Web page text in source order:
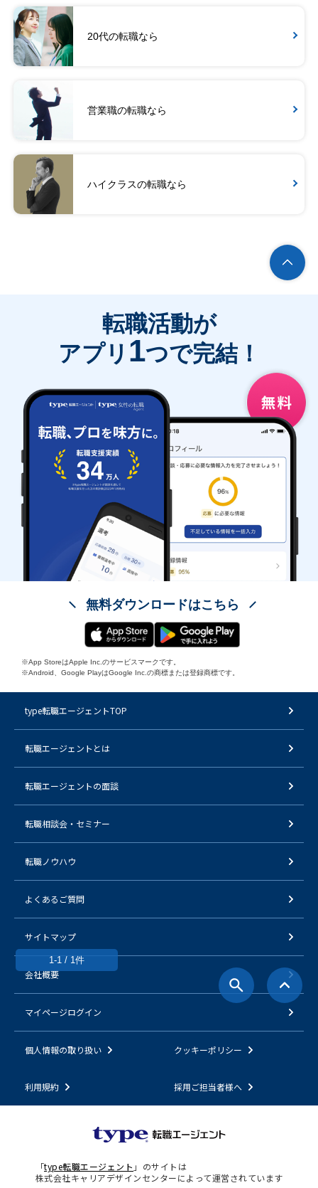
20代の転職なら
営業職の転職なら
ハイクラスの転職なら
1-1 / 1件
転職活動が
アプリ 1つで完結！
無料ダウンロードはこちら
※App StoreはApple Inc.のサービスマークです。
※Android、Google PlayはGoogle Inc.の商標または登録商標です。
type転職エージェントTOP
転職エージェントとは
転職エージェントの面談
転職相談会・セミナー
転職ノウハウ
よくあるご質問
サイトマップ
会社概要
マイページログイン
個人情報の取り扱い クッキーポリシー
利用規約 採用ご担当者様へ
「type転職エージェント 」のサイトは
株式会社キャリアデザインセンターによって運営されています